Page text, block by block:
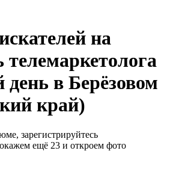
на
телемаркетолога
в Берёзовом
край)
зарегистрируйтесь
ещё 23 и откроем фото